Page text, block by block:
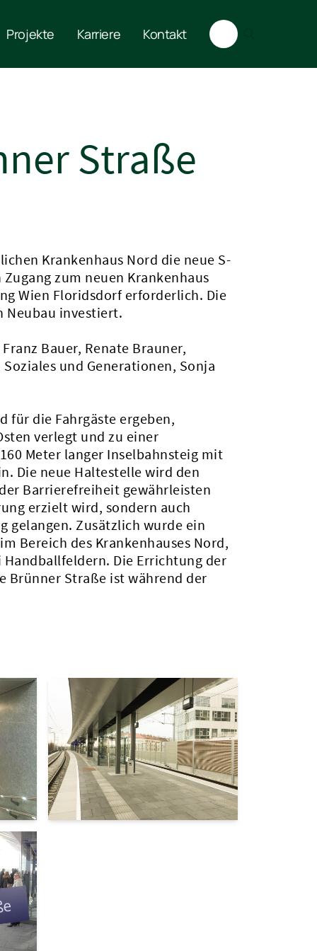
Projekte Karriere Kontakt
Straße
Krankenhaus Nord die neue S-
zum neuen Krankenhaus
Wien Floridsdorf erforderlich. Die
Neubau investiert.
Bauer, Renate Brauner,
und Generationen, Sonja
für die Fahrgäste ergeben,
verlegt und zu einer
Meter langer Inselbahnsteig mit
Die neue Haltestelle wird den
Barrierefreiheit gewährleisten
erzielt wird, sondern auch
gelangen. Zusätzlich wurde ein
Bereich des Krankenhauses Nord,
Die Errichtung der
Brünner Straße ist während der